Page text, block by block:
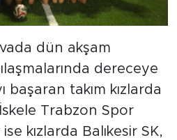
dün akşam
dereceye
başaran takım kızlarda
Trabzon Spor
kızlarda Balıkesir SK,